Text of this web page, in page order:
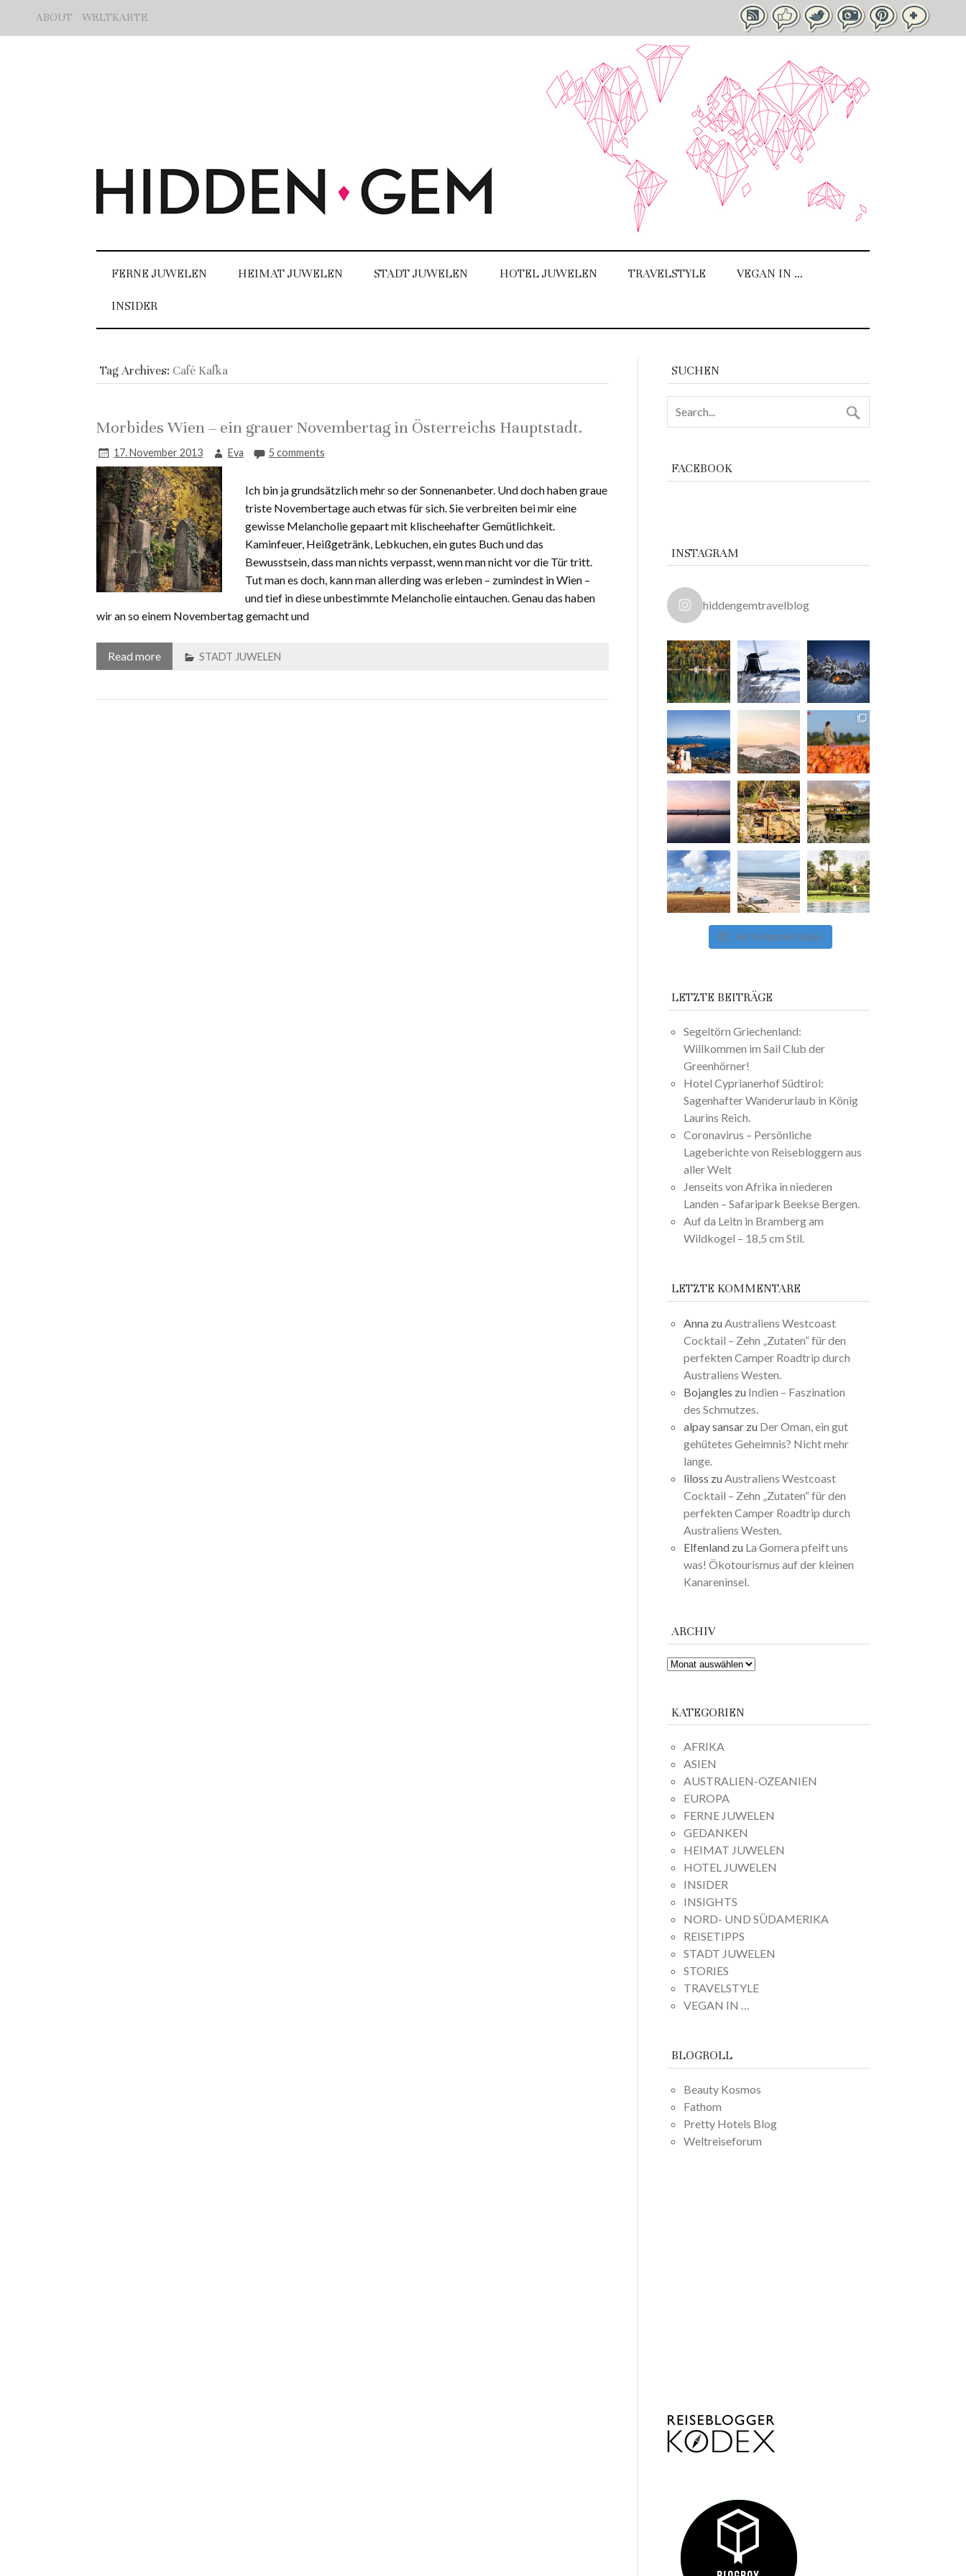
ABOUT WELTKARTE
FERNE JUWELEN HEIMAT JUWELEN STADT JUWELEN HOTEL JUWELEN TRAVELSTYLE VEGAN IN …
INSIDER
Tag Archives: Café Kafka
Morbides Wien – ein grauer Novembertag in Österreichs Hauptstadt.
17. November 2013 Eva 5 comments
Ich bin ja grundsätzlich mehr so der Sonnenanbeter. Und doch haben graue
triste Novembertage auch etwas für sich. Sie verbreiten bei mir eine
gewisse Melancholie gepaart mit klischeehafter Gemütlichkeit.
Kaminfeuer, Heißgetränk, Lebkuchen, ein gutes Buch und das
Bewusstsein, dass man nichts verpasst, wenn man nicht vor die Tür tritt.
Tut man es doch, kann man allerding was erleben – zumindest in Wien –
und tief in diese unbestimmte Melancholie eintauchen. Genau das haben
wir an so einem Novembertag gemacht und
Read more STADT JUWELEN
SUCHEN
FACEBOOK
INSTAGRAM
hiddengemtravelblog
Auf Instagram folgen
LETZTE BEITRÄGE
Segeltörn Griechenland:
Willkommen im Sail Club der
Greenhörner!
Hotel Cyprianerhof Südtirol:
Sagenhafter Wanderurlaub in König
Laurins Reich.
Coronavirus – Persönliche
Lageberichte von Reisebloggern aus
aller Welt
Jenseits von Afrika in niederen
Landen – Safaripark Beekse Bergen.
Auf da Leitn in Bramberg am
Wildkogel – 18,5 cm Stil.
LETZTE KOMMENTARE
Anna zu Australiens Westcoast
Cocktail – Zehn „Zutaten“ für den
perfekten Camper Roadtrip durch
Australiens Westen.
Bojangles zu Indien – Faszination
des Schmutzes.
alpay sansar zu Der Oman, ein gut
gehütetes Geheimnis? Nicht mehr
lange.
liloss zu Australiens Westcoast
Cocktail – Zehn „Zutaten“ für den
perfekten Camper Roadtrip durch
Australiens Westen.
Elfenland zu La Gomera pfeift uns
was! Ökotourismus auf der kleinen
Kanareninsel.
ARCHIV
ARCHIV
KATEGORIEN
AFRIKA
ASIEN
AUSTRALIEN-OZEANIEN
EUROPA
FERNE JUWELEN
GEDANKEN
HEIMAT JUWELEN
HOTEL JUWELEN
INSIDER
INSIGHTS
NORD- UND SÜDAMERIKA
REISETIPPS
STADT JUWELEN
STORIES
TRAVELSTYLE
VEGAN IN …
BLOGROLL
Beauty Kosmos
Fathom
Pretty Hotels Blog
Weltreiseforum